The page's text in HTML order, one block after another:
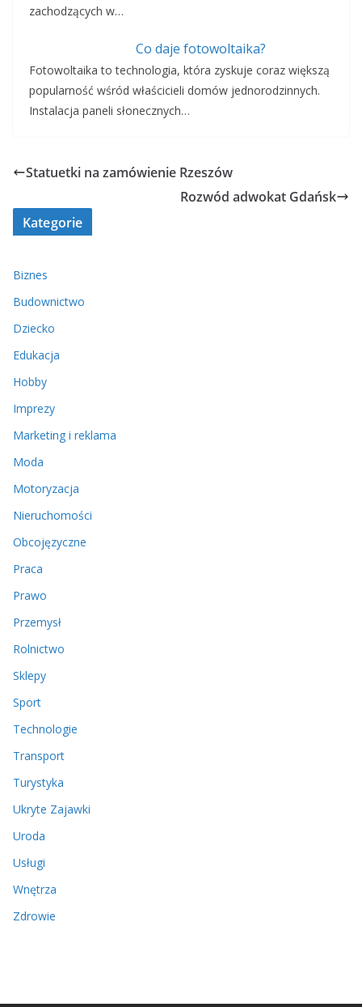
zachodzących w…
Co daje fotowoltaika?
Fotowoltaika to technologia, która zyskuje coraz większą
popularność wśród właścicieli domów jednorodzinnych.
Instalacja paneli słonecznych…
Statuetki na zamówienie Rzeszów
Rozwód adwokat Gdańsk
Kategorie
Biznes
Budownictwo
Dziecko
Edukacja
Hobby
Imprezy
Marketing i reklama
Moda
Motoryzacja
Nieruchomości
Obcojęzyczne
Praca
Prawo
Przemysł
Rolnictwo
Sklepy
Sport
Technologie
Transport
Turystyka
Ukryte Zajawki
Uroda
Usługi
Wnętrza
Zdrowie